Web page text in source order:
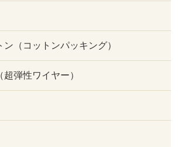
（コットンパッキング）
弾性ワイヤー）